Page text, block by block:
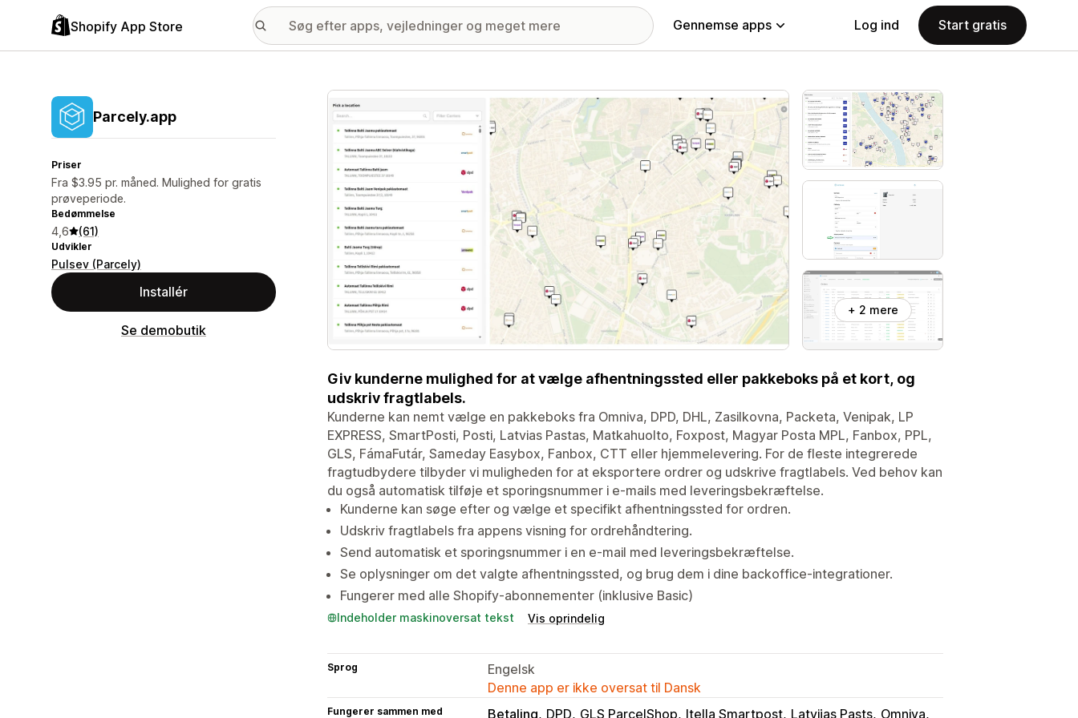
Shopify App Store Gennemse apps Log ind Start gratis
Parcely.app
Priser
Fra $3.95 pr. måned. Mulighed for gratis
prøveperiode.
Bedømmelse
4,6 (61)
Udvikler
Pulsev (Parcely)
Installér
Se demobutik
Galleri med udvalgte billeder
+ 2 mere
Giv kunderne mulighed for at vælge afhentningssted eller pakkeboks på et kort, og
udskriv fragtlabels.
Kunderne kan nemt vælge en pakkeboks fra Omniva, DPD, DHL, Zasilkovna, Packeta, Venipak, LP
EXPRESS, SmartPosti, Posti, Latvias Pastas, Matkahuolto, Foxpost, Magyar Posta MPL, Fanbox, PPL,
GLS, FámaFutár, Sameday Easybox, Fanbox, CTT eller hjemmelevering. For de fleste integrerede
fragtudbydere tilbyder vi muligheden for at eksportere ordrer og udskrive fragtlabels. Ved behov kan
du også automatisk tilføje et sporingsnummer i e-mails med leveringsbekræftelse.
Kunderne kan søge efter og vælge et specifikt afhentningssted for ordren.
Udskriv fragtlabels fra appens visning for ordrehåndtering.
Send automatisk et sporingsnummer i en e-mail med leveringsbekræftelse.
Se oplysninger om det valgte afhentningssted, og brug dem i dine backoffice-integrationer.
Fungerer med alle Shopify-abonnementer (inklusive Basic)
Indeholder maskinoversat tekst Vis oprindelig
Sprog
Engelsk
Denne app er ikke oversat til Dansk
Fungerer sammen med Betaling DPD GLS ParcelShop Itella Smartpost Latvijas Pasts Omniva